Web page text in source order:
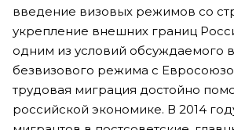
введение визовых режимов со
укрепление внешних границ
одним из условий обсуждаемого
безвизового режима с
трудовая миграция достойно
российской экономике. В 2014